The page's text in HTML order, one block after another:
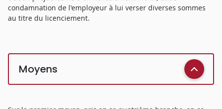
condamnation de l'employeur à lui verser diverses sommes
au titre du licenciement.
Moyens